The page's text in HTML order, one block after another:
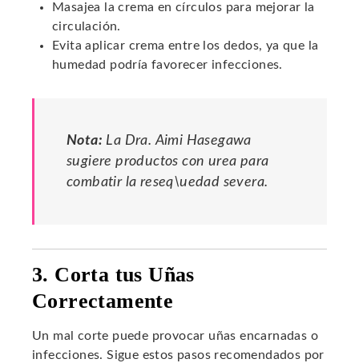
Masajea la crema en círculos para mejorar la
circulación.
Evita aplicar crema entre los dedos, ya que la
humedad podría favorecer infecciones.
Nota: La Dra. Aimi Hasegawa
sugiere productos con urea para
combatir la reseq\uedad severa.
3. Corta tus Uñas
Correctamente
Un mal corte puede provocar uñas encarnadas o
infecciones. Sigue estos pasos recomendados por